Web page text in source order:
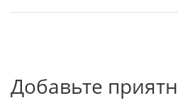
Добавьте